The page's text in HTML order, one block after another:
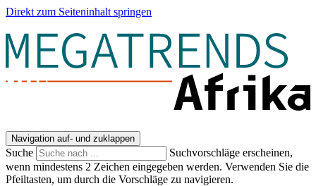
Direkt zum Seiteninhalt springen
Navigation auf- und zuklappen
Suche
Suchvorschläge erscheinen,
wenn mindestens 2 Zeichen eingegeben werden. Verwenden Sie die
Pfeiltasten, um durch die Vorschläge zu navigieren.